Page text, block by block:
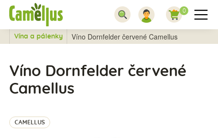
0
Vína a pálenky Víno Dornfelder červené Camellus
Víno Dornfelder červené
Camellus
CAMELLUS